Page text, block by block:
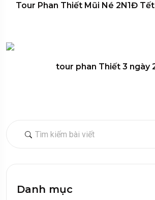
Danh mục
Tour Phan Thiết Mũi Né 2N1Đ Tết
tour phan Thiết 3 ngày